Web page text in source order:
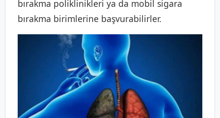
bırakma poliklinikleri ya da mobil sigara
bırakma birimlerine başvurabilirler.